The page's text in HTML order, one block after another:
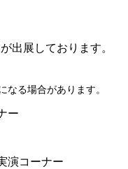
出展しております。
る場合があります。
ー
演コーナー